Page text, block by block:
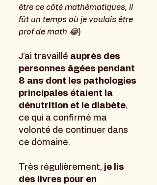
être ce côté mathématiques, il
fût un temps où je voulais être
prof de math 😂)
J’ai travaillé auprès des
personnes âgées pendant
8 ans dont les pathologies
principales étaient la
dénutrition et le diabète,
ce qui a confirmé ma
volonté de continuer dans
ce domaine.
Très régulièrement, je lis
des livres pour en